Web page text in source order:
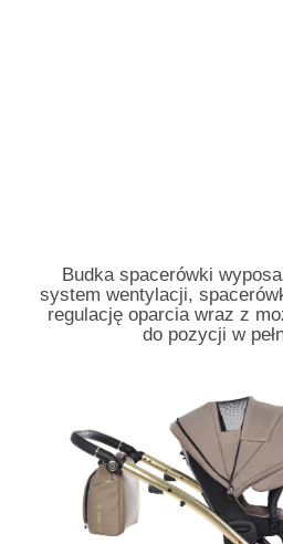
Budka spacerówki
system wentylacji,
regulację oparcia wraz z
do pozycji w